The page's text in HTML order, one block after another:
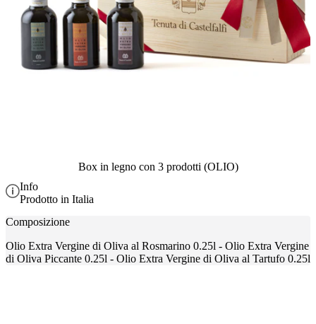
Box in legno con 3 prodotti (OLIO)
Info
Prodotto in Italia
Composizione
Olio Extra Vergine di Oliva al Rosmarino 0.25l - Olio Extra Vergine
di Oliva Piccante 0.25l - Olio Extra Vergine di Oliva al Tartufo 0.25l